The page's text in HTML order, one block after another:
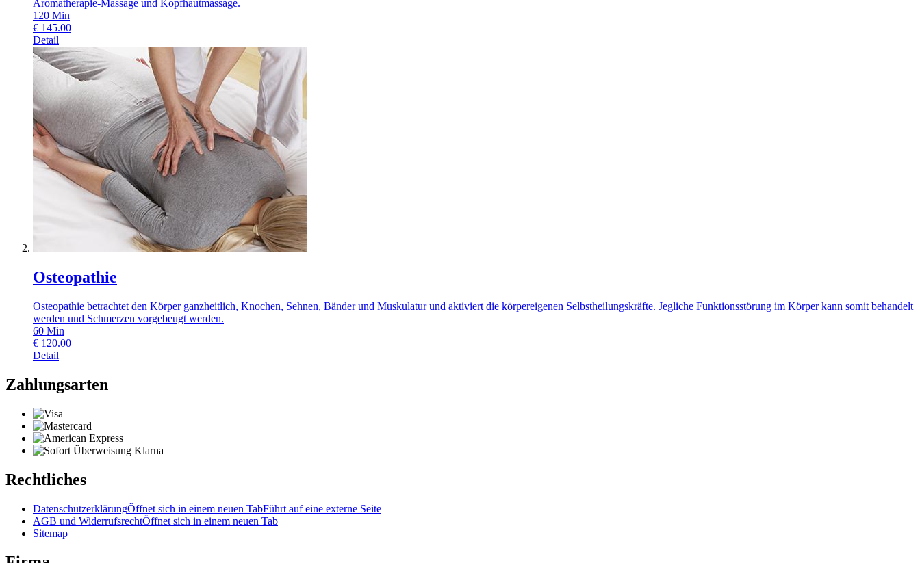
Aromatherapie-Massage und Kopfhautmassage.
120 Min
€ 145.00
Detail
Osteopathie
Osteopathie betrachtet den Körper ganzheitlich, Knochen, Sehnen, Bänder und Muskulatur und aktiviert die körpereigenen Selbstheilungskräfte. Jegliche Funktionsstörung im Körper kann somit behandelt
werden und Schmerzen vorgebeugt werden.
60 Min
€ 120.00
Detail
Zahlungsarten
Rechtliches
DatenschutzerklärungÖffnet sich in einem neuen TabFührt auf eine externe Seite
AGB und WiderrufsrechtÖffnet sich in einem neuen Tab
Sitemap